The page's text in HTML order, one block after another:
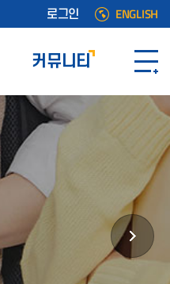
로그인 ENGLISH
커뮤니티